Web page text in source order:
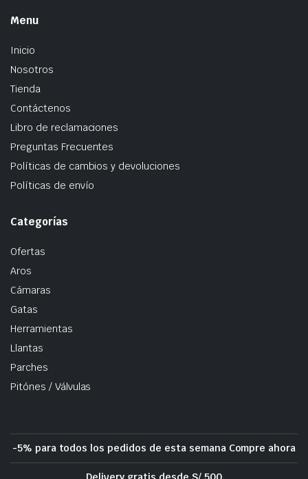
Menu
Inicio
Nosotros
Tienda
Contáctenos
Libro de reclamaciones
Preguntas Frecuentes
Políticas de cambios y devoluciones
Políticas de envío
Categorías
Ofertas
Aros
Cámaras
Gatas
Herramientas
Llantas
Parches
Pitónes / Válvulas
-5% para todos los pedidos de esta semana Compre ahora